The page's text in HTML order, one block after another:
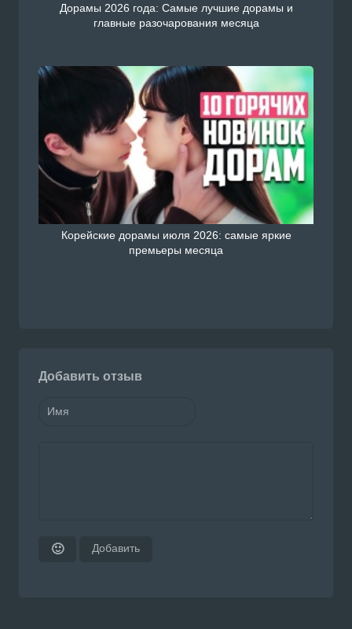
Дорамы 2026 года: Самые лучшие дорамы и
главные разочарования месяца
Корейские дорамы июля 2026: самые яркие
премьеры месяца
Добавить отзыв
🙂 Добавить